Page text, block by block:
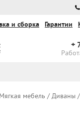
+
и сборка Гарантии
Мягкая мебель /Диваны /